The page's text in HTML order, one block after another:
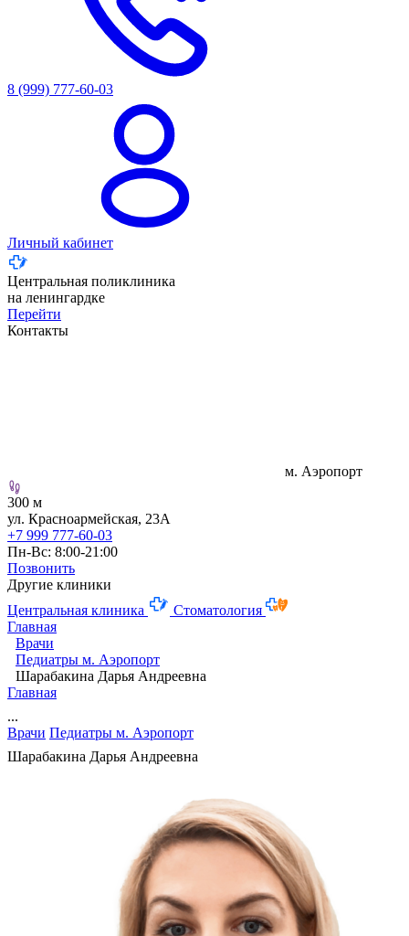
8 (999) 777-60-03
Личный кабинет
Центральная поликлиника
на ленингардке
Перейти
Контакты
м. Аэропорт
300 м
ул. Красноармейская, 23А
+7 999 777-60-03
Пн-Вс: 8:00-21:00
Позвонить
Другие клиники
Центральная клиника
Стоматология
Главная
Врачи
Педиатры м. Аэропорт
Шарабакина Дарья Андреевна
Главная
...
Врачи Педиатры м. Аэропорт
Шарабакина Дарья Андреевна